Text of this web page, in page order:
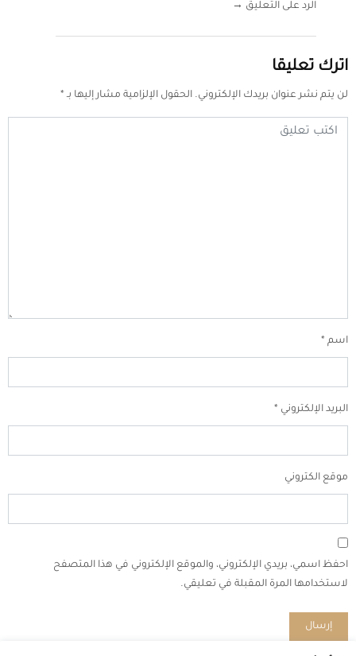
الرد على التعليق →
اترك تعليقا
لن يتم نشر عنوان بريدك الإلكتروني. الحقول الإلزامية مشار إليها بـ *
اسم *
البريد الإلكتروني *
موقع الكتروني
احفظ اسمي، بريدي الإلكتروني، والموقع الإلكتروني في هذا المتصفح
لاستخدامها المرة المقبلة في تعليقي.